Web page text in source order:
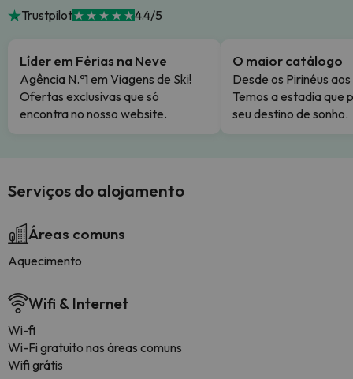
Trustpilot 4.4/5
Líder em Férias na Neve
Agência N.º1 em Viagens de Ski!
Ofertas exclusivas que só
encontra no nosso website.
O maior catálogo
Desde os Pirinéus
Temos a estadia que
seu destino de sonho.
Serviços do alojamento
Áreas comuns
Aquecimento
Wifi & Internet
Wi-fi
Wi-Fi gratuito nas áreas comuns
Wifi grátis